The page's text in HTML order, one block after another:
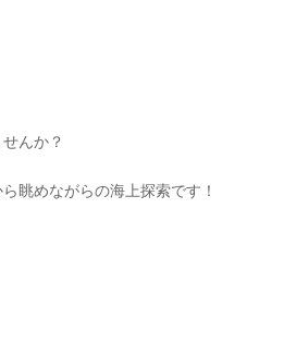
んか？
眺めながらの海上探索です！